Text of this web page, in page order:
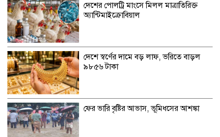
দেশের পোলট্রি মাংসে মিলল মাত্রাতিরিক্ত
অ্যান্টিমাইক্রোবিয়াল
দেশে স্বর্ণের দামে বড় লাফ, ভরিতে বাড়ল
৯৮৫৬ টাকা
ফের ভারি বৃষ্টির আভাস, ভূমিধসের আশঙ্কা